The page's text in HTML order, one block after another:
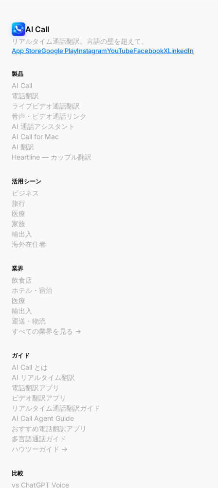
AI Call
リアルタイム通話翻訳。言語の壁を超えて。
App StoreGoogle PlayInstagramYouTubeFacebookXLinkedIn
製品
AI Call
電話翻訳
ライブビデオ通話翻訳
音声・ビデオ通話リンク
AI 通話アシスタント
AI Call for Mac
AI 翻訳
Heartline — カップル翻訳
活用シーン
ビジネス
旅行
医療
家族
輸出入
海外在住者
業界
飲食店
ホテル・宿泊
医療
輸出入
運送・物流
すべての業界を見る →
ガイド
AI Call とは
AI リアルタイム翻訳
電話翻訳アプリ
ビデオ翻訳アプリ
リアルタイム通話翻訳ガイド
AI Call Agent Guide
おすすめ電話翻訳アプリ
多言語通話ガイド
ハウツーガイド →
比較
vs ChatGPT Voice